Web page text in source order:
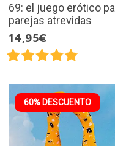
69: el juego erótico
parejas atrevidas
14,95€
60% DESCUENTO